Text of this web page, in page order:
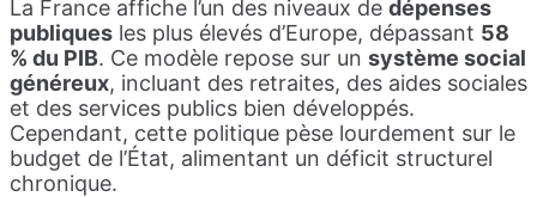
La France affiche l’un des niveaux de dépenses
publiques les plus élevés d’Europe, dépassant 58
% du PIB. Ce modèle repose sur un système social
généreux, incluant des retraites, des aides sociales
et des services publics bien développés.
Cependant, cette politique pèse lourdement sur le
budget de l’État, alimentant un déficit structurel
chronique.